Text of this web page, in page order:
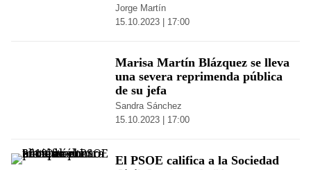
Jorge Martín
15.10.2023 | 17:00
Marisa Martín Blázquez se lleva
una severa reprimenda pública
de su jefa
Sandra Sánchez
15.10.2023 | 17:00
El PSOE califica a la Sociedad